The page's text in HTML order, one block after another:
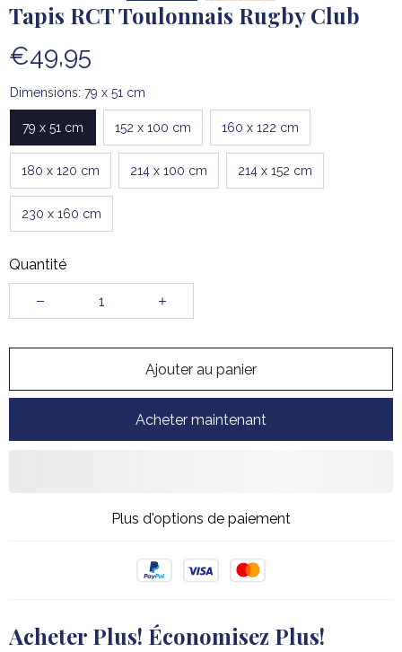
Tapis RCT Toulonnais Rugby Club
€49,95
Dimensions: 79 x 51 cm
79 x 51 cm 152 x 100 cm 160 x 122 cm
180 x 120 cm 214 x 100 cm 214 x 152 cm
230 x 160 cm
Quantité
Ajouter au panier
Acheter maintenant
Plus d'options de paiement
Acheter Plus! Économisez Plus!